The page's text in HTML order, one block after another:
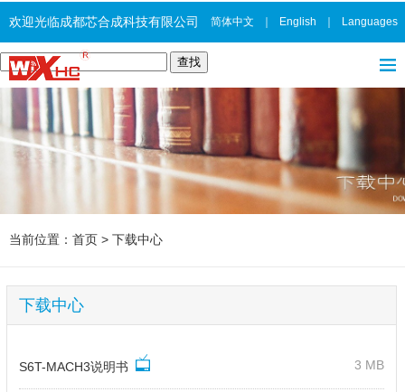
欢迎光临成都芯合成科技有限公司 简体中文 English Languages
当前位置： 首页 > 下载中心
下载中心
S6T-MACH3说明书 3 MB